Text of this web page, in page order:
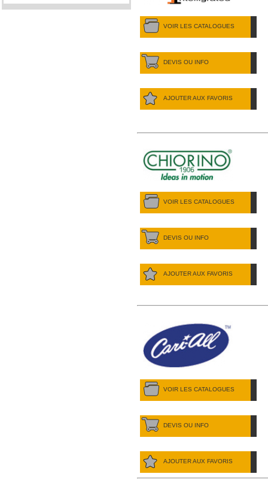
VOIR LES CATALOGUES
DEVIS OU INFO
AJOUTER AUX FAVORIS
VOIR LES CATALOGUES
DEVIS OU INFO
AJOUTER AUX FAVORIS
VOIR LES CATALOGUES
DEVIS OU INFO
AJOUTER AUX FAVORIS